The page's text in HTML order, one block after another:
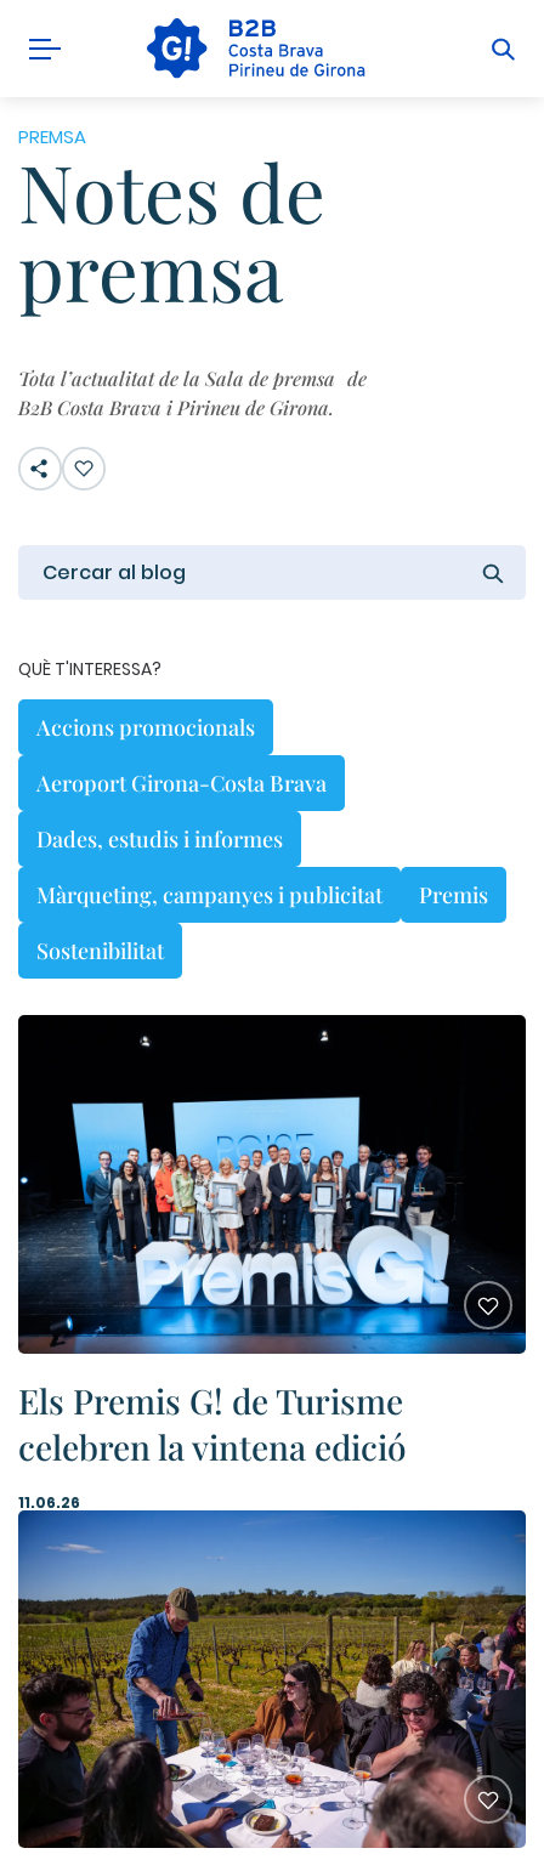
PREMSA
Notes de
premsa
Tota l’actualitat de la Sala de premsa de
B2B Costa Brava i Pirineu de Girona.
QUÈ T'INTERESSA?
Accions promocionals
Aeroport Girona-Costa Brava
Dades, estudis i informes
Màrqueting, campanyes i publicitat
Premis
Sostenibilitat
Els Premis G! de Turisme
celebren la vintena edició
11.06.26